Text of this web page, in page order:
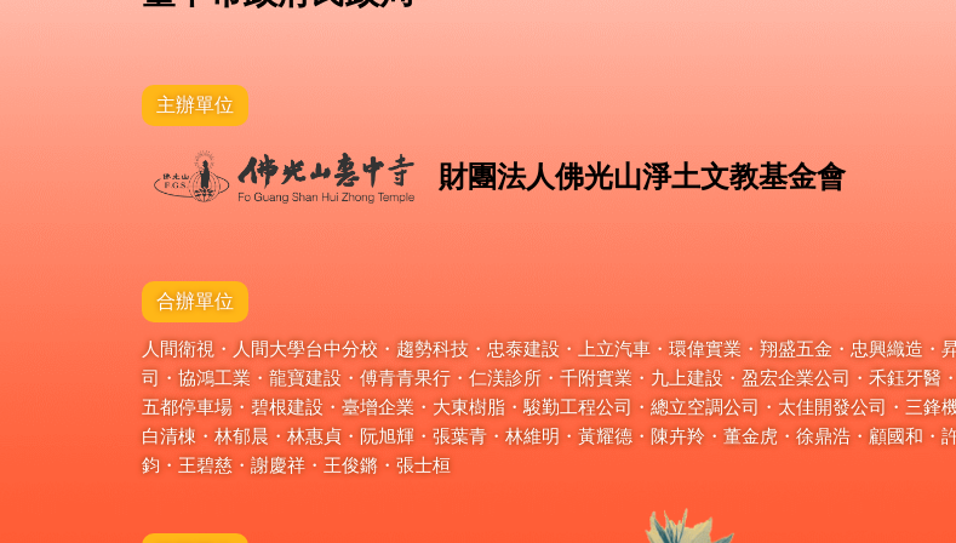
主辦單位
財團法人佛光山淨土文教基金會
合辦單位
人間衛視・人間大學台中分校・趨勢科技・忠泰建設・上立汽車・環偉實業・翔盛五金・忠興織造
司・協鴻工業・龍寶建設・傅青青果行・仁渼診所・千附實業・九上建設・盈宏企業公司・禾鈺牙醫
五都停車場・碧根建設・臺增企業・大東樹脂・駿勤工程公司・總立空調公司・太佳開發公司・三鋒
白清棟・林郁晨・林惠貞・阮旭輝・張葉青・林維明・黃耀德・陳卉羚・董金虎・徐鼎浩・顧國和
鈞・王碧慈・謝慶祥・王俊鏘・張士桓